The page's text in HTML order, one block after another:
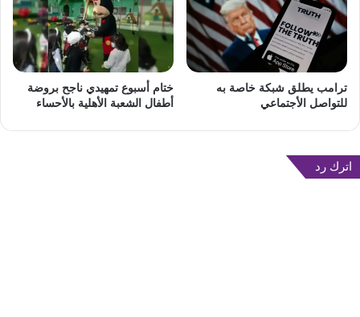
ترامب يطلق شبكة خاصة به
للتواصل الأجتماعي
ختام أسبوع تمهيدي ناجح بروضة
أطفال الشعبة الأهلية بالأحساء
اترك رد